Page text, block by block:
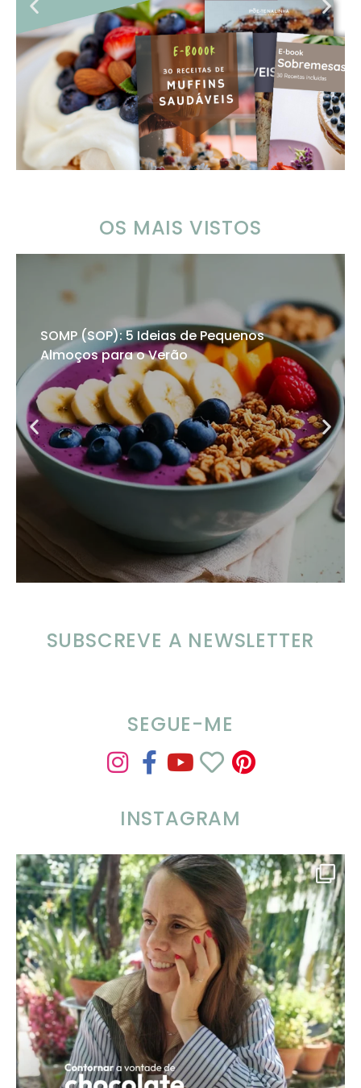
OS MAIS VISTOS
SOMP (SOP): 5 Ideias de Pequenos
Almoços para o Verão
SUBSCREVE A NEWSLETTER
SEGUE-ME
INSTAGRAM